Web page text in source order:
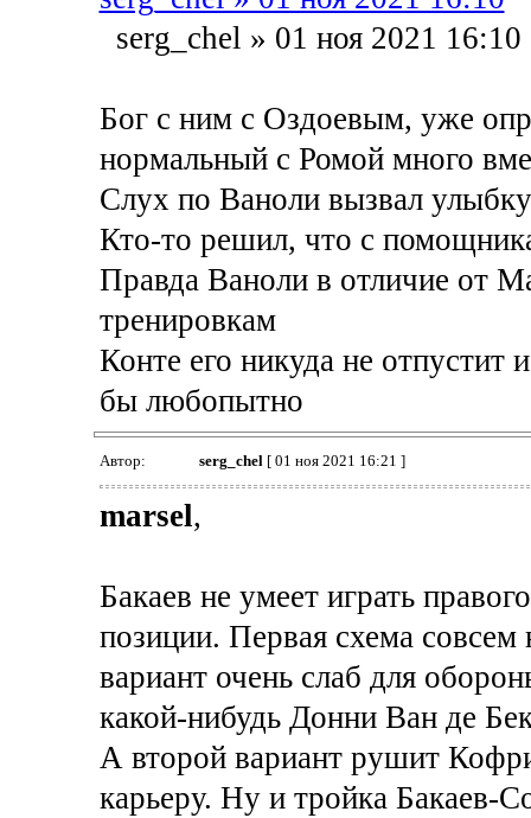
serg_chel » 01 ноя 2021 16:10
Бог с ним с Оздоевым, уже
нормальный с Ромой много
Слух по Ваноли вызвал
Кто-то решил, что с
Правда Ваноли в отличие от
тренировкам
Конте его никуда не
бы любопытно
Автор: serg_chel[ 01 ноя 2021 16:21 ]
marsel,
Бакаев не умеет играть
позиции. Первая схема
вариант очень слаб для
какой-нибудь Донни Ван де
А второй вариант рушит
карьеру. Ну и тройка Бакаев-